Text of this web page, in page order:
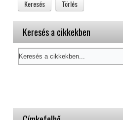
Keresés a cikkekben